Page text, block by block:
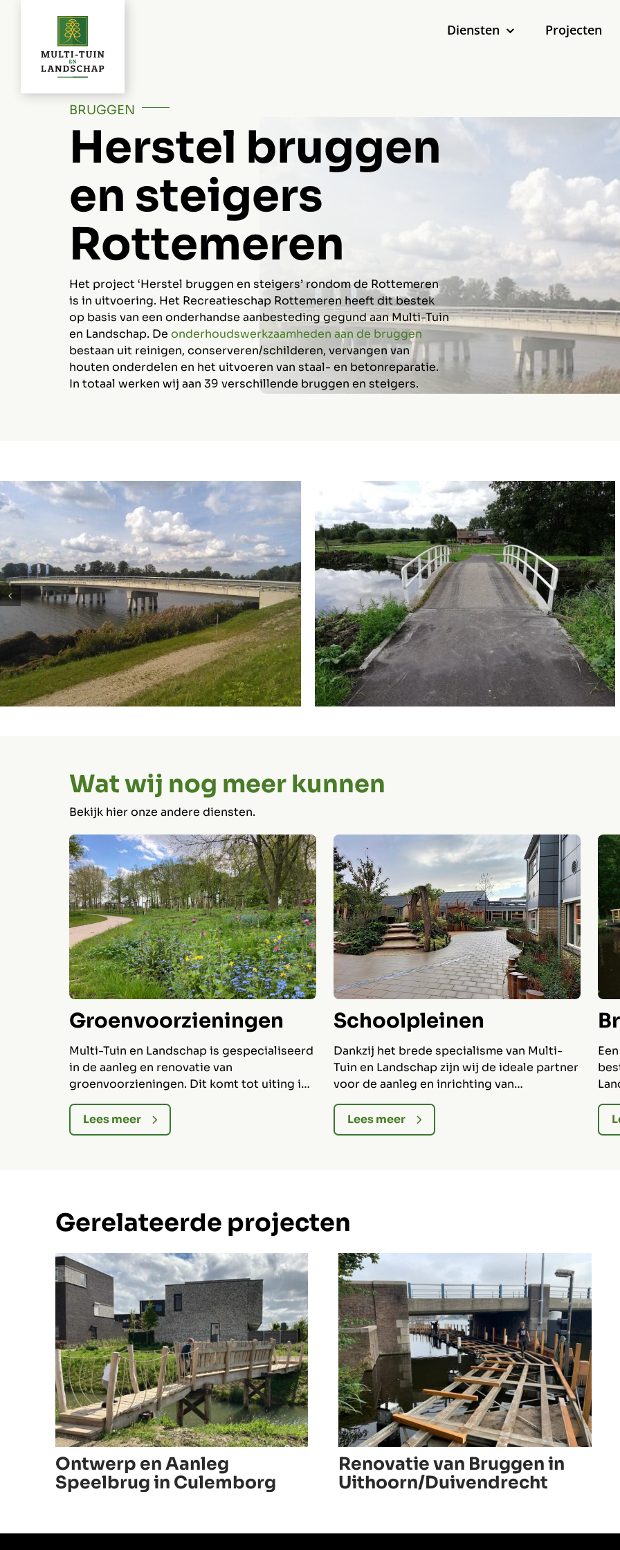
Diensten Projecten
BRUGGEN
Herstel bruggen
en steigers
Rottemeren
Het project ‘Herstel bruggen en steigers’ rondom de Rottemeren
is in uitvoering. Het Recreatieschap Rottemeren heeft dit bestek
op basis van een onderhandse aanbesteding gegund aan Multi-Tuin
en Landschap. De onderhoudswerkzaamheden aan de bruggen
bestaan uit reinigen, conserveren/schilderen, vervangen van
houten onderdelen en het uitvoeren van staal- en betonreparatie.
In totaal werken wij aan 39 verschillende bruggen en steigers.
Wat wij nog meer kunnen
Bekijk hier onze andere diensten.
Groenvoorzieningen
Multi-Tuin en Landschap is gespecialiseerd
in de aanleg en renovatie van
groenvoorzieningen. Dit komt tot uiting in
zowel kleinere als meerjarige grote
projecten.
Lees meer
Schoolpleinen
Dankzij het brede specialisme van Multi-
Tuin en Landschap zijn wij de ideale partner
voor de aanleg en inrichting van
schoolpleinen. Wij voorzien alles van
speeltoestellen tot de beplanting.
Lees meer
wij
Gerelateerde projecten
Ontwerp en Aanleg
Speelbrug in Culemborg
Renovatie van Bruggen in
Uithoorn/Duivendrecht